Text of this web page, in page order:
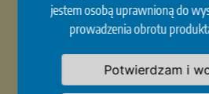
jestem osobą uprawnioną do
prowadzenia obrotu
Potwierdzam i